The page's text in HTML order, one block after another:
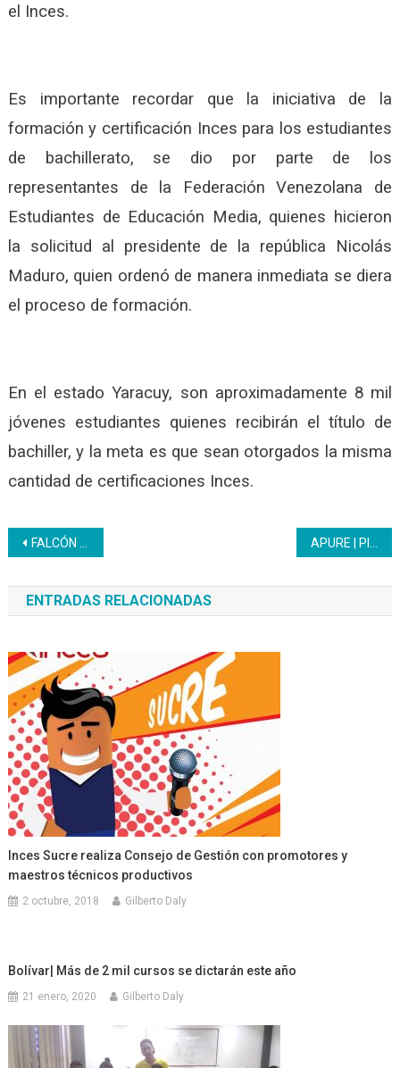
el Inces.
Es importante recordar que la iniciativa de la
formación y certificación Inces para los estudiantes
de bachillerato, se dio por parte de los
representantes de la Federación Venezolana de
Estudiantes de Educación Media, quienes hicieron
la solicitud al presidente de la república Nicolás
Maduro, quien ordenó de manera inmediata se diera
el proceso de formación.
En el estado Yaracuy, son aproximadamente 8 mil
jóvenes estudiantes quienes recibirán el título de
bachiller, y la meta es que sean otorgados la misma
cantidad de certificaciones Inces.
Navegación
de
entradas
FALCÓN | Inces siembra cultura productiva en los jóvenes
ENTRADAS RELACIONADAS
Inces Sucre realiza Consejo de Gestión con promotores y
maestros técnicos productivos
2 octubre, 2018 Gilberto Daly
Bolívar| Más de 2 mil cursos se dictarán este año
21 enero, 2020 Gilberto Daly